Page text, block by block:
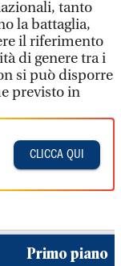
tanto
la battaglia,
il riferimento
di genere tra i
si può disporre
previsto in
CLICCA QUI
Primo piano